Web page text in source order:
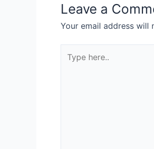
Leave a
Your email address will
here..